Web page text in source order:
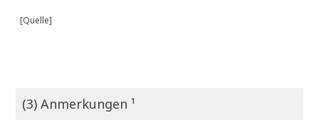
[Quelle]
(3) Anmerkungen ¹